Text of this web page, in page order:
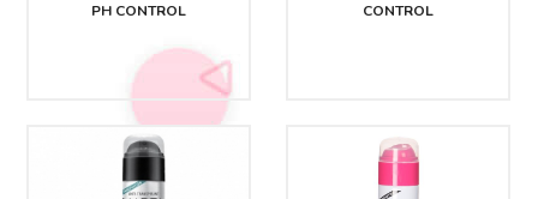
PH CONTROL
CONTROL